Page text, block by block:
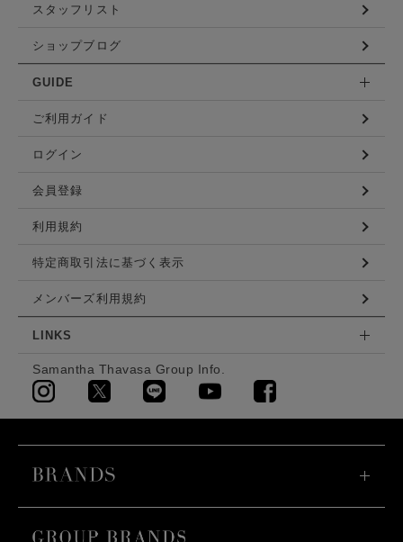
スタッフリスト
ショップブログ
GUIDE
ご利用ガイド
ログイン
会員登録
利用規約
特定商取引法に基づく表示
メンバーズ利用規約
LINKS
Samantha Thavasa Group Info.